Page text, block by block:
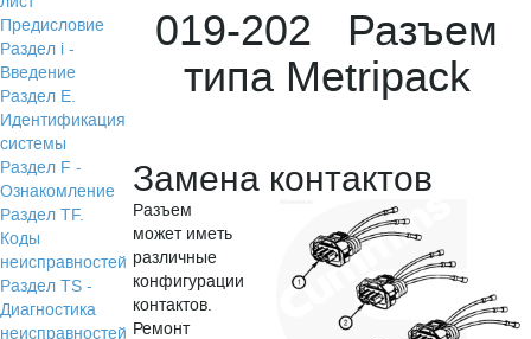
Предисловие
Раздел i -
Введение
Раздел Е.
Идентификация
системы
Раздел F -
Ознакомление
Раздел TF.
Коды
неисправностей
Раздел TS -
Диагностика
неисправностей
019-202 Разъем
типа Metripack
Замена контактов
Разъем
может иметь
различные
конфигурации
контактов.
Ремонт